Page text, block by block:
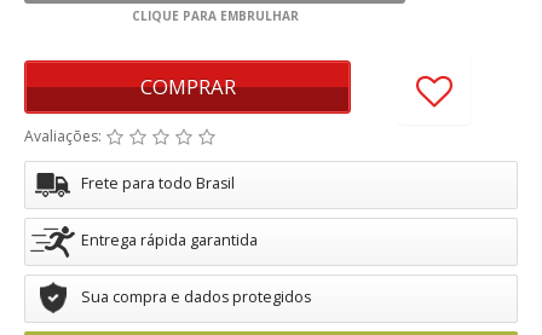
COMPRAR
Avaliações:
Frete para todo Brasil
Entrega rápida garantida
Sua compra e dados protegidos